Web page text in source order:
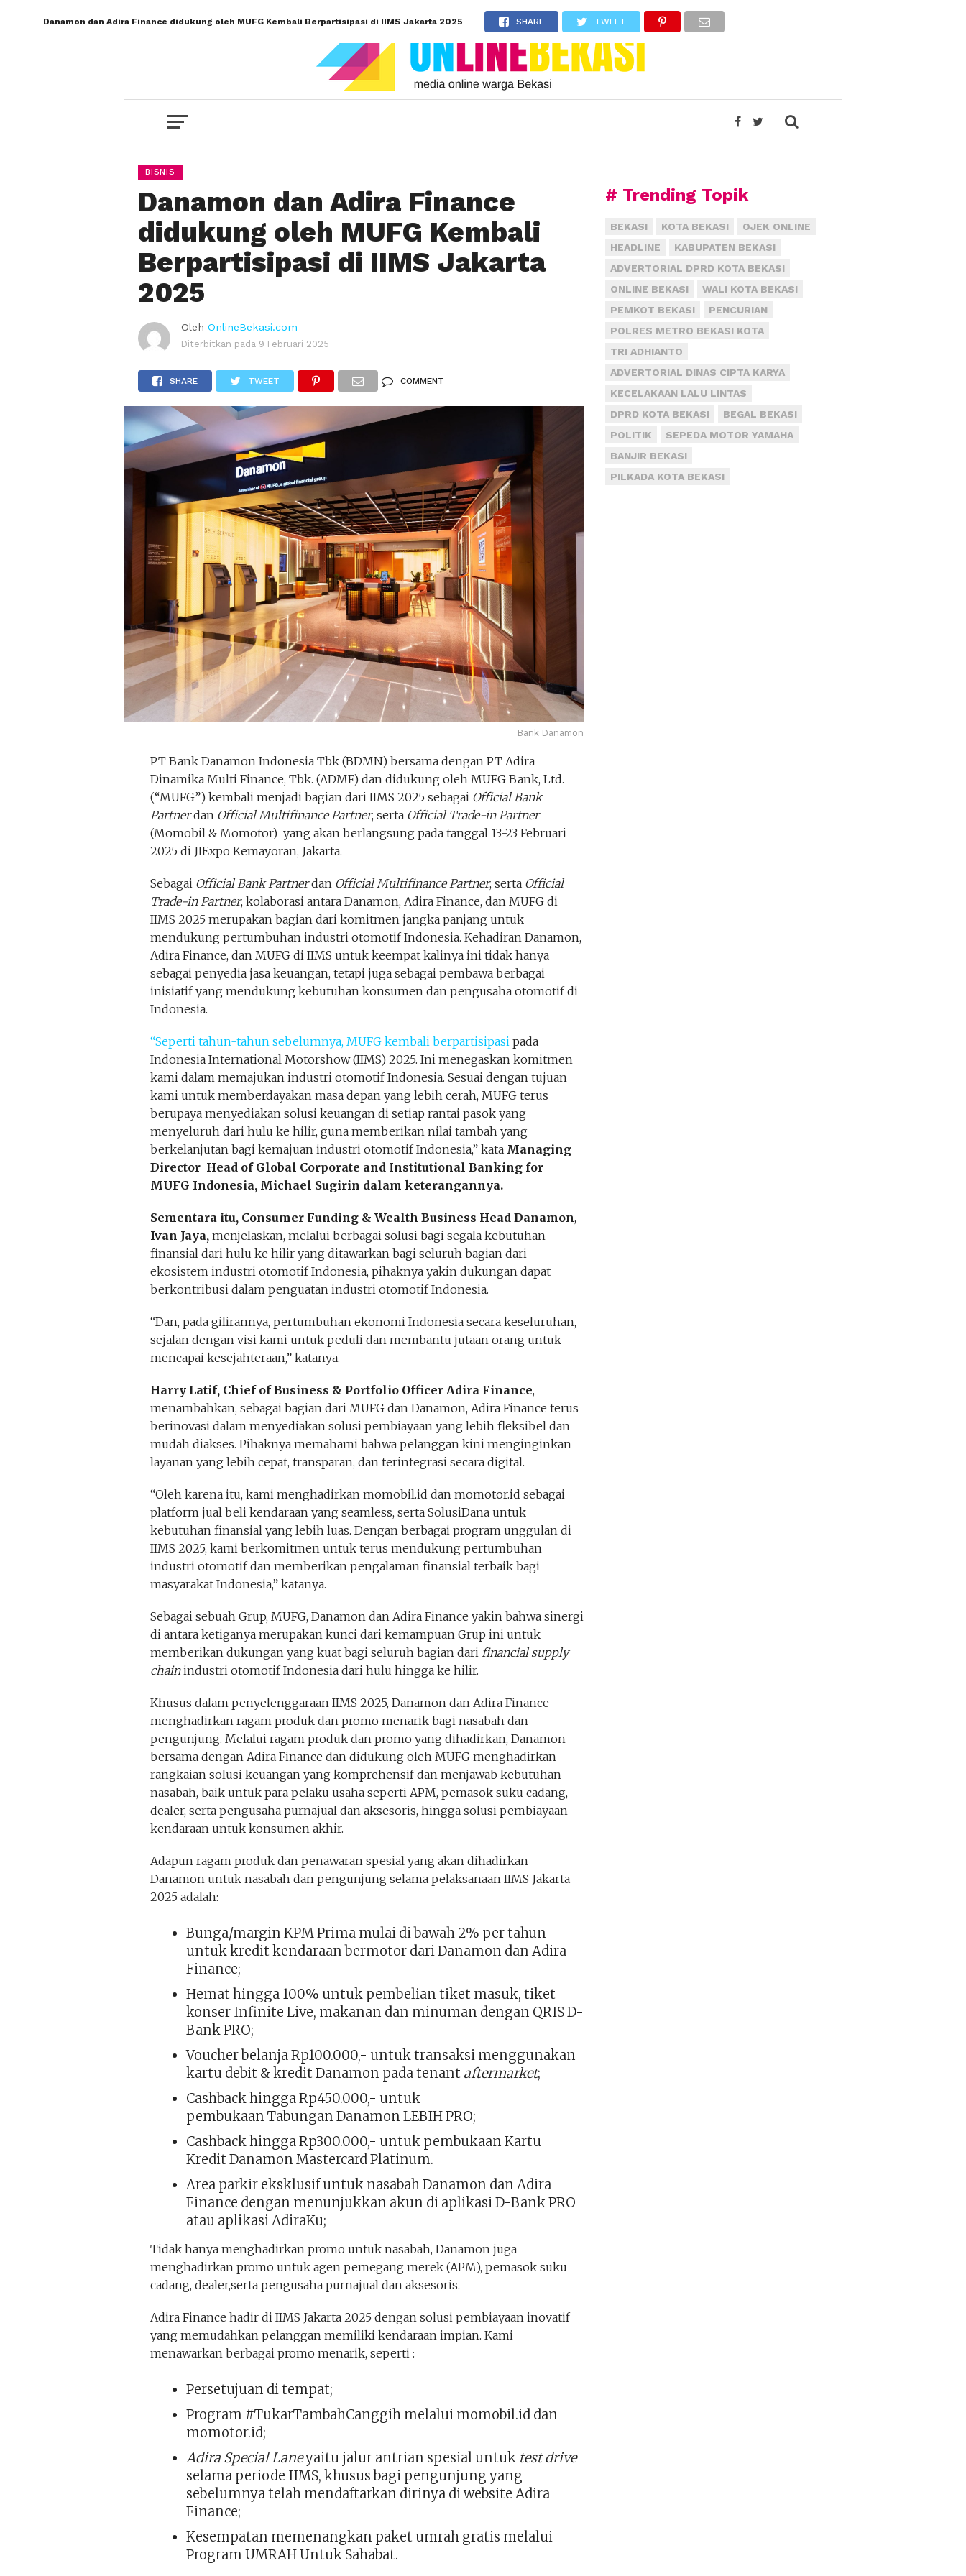
Danamon dan Adira Finance didukung oleh MUFG Kembali Berpartisipasi di IIMS Jakarta 2025 SHARE TWEET
BISNIS
Danamon dan Adira Finance
didukung oleh MUFG Kembali
Berpartisipasi di IIMS Jakarta
2025
Oleh OnlineBekasi.com
Diterbitkan pada 9 Februari 2025
SHARE TWEET COMMENT
Bank Danamon
PT Bank Danamon Indonesia Tbk (BDMN) bersama dengan PT Adira
Dinamika Multi Finance, Tbk. (ADMF) dan didukung oleh MUFG Bank, Ltd.
(“MUFG”) kembali menjadi bagian dari IIMS 2025 sebagai Official Bank
Partnerdan Official Multifinance Partner, serta Official Trade-in Partner
(Momobil & Momotor) yang akan berlangsung pada tanggal 13-23 Februari
2025 di JIExpo Kemayoran, Jakarta.
Sebagai Official Bank Partnerdan Official Multifinance Partner, serta Official
Trade-in Partner, kolaborasi antara Danamon, Adira Finance, dan MUFG di
IIMS 2025 merupakan bagian dari komitmen jangka panjang untuk
mendukung pertumbuhan industri otomotif Indonesia. Kehadiran Danamon,
Adira Finance, dan MUFG di IIMS untuk keempat kalinya ini tidak hanya
sebagai penyedia jasa keuangan, tetapi juga sebagai pembawa berbagai
inisiatif yang mendukung kebutuhan konsumen dan pengusaha otomotif di
Indonesia.
“Seperti tahun-tahun sebelumnya, MUFG kembali berpartisipasipada
Indonesia International Motorshow (IIMS) 2025. Ini menegaskan komitmen
kami dalam memajukan industri otomotif Indonesia. Sesuai dengan tujuan
kami untuk memberdayakan masa depan yang lebih cerah, MUFG terus
berupaya menyediakan solusi keuangan di setiap rantai pasok yang
menyeluruh dari hulu ke hilir, guna memberikan nilai tambah yang
berkelanjutan bagi kemajuan industri otomotif Indonesia,” kata Managing
Director Head of Global Corporate and Institutional Banking for
MUFG Indonesia, Michael Sugirin dalam keterangannya.
Sementara itu, Consumer Funding & Wealth Business Head Danamon,
Ivan Jaya, menjelaskan, melalui berbagai solusi bagi segala kebutuhan
finansial dari hulu ke hilir yang ditawarkan bagi seluruh bagian dari
ekosistem industri otomotif Indonesia, pihaknya yakin dukungan dapat
berkontribusi dalam penguatan industri otomotif Indonesia.
“Dan, pada gilirannya, pertumbuhan ekonomi Indonesia secara keseluruhan,
sejalan dengan visi kami untuk peduli dan membantu jutaan orang untuk
mencapai kesejahteraan,” katanya.
Harry Latif, Chief of Business & Portfolio Officer Adira Finance,
menambahkan, sebagai bagian dari MUFG dan Danamon, Adira Finance terus
berinovasi dalam menyediakan solusi pembiayaan yang lebih fleksibel dan
mudah diakses. Pihaknya memahami bahwa pelanggan kini menginginkan
layanan yang lebih cepat, transparan, dan terintegrasi secara digital.
“Oleh karena itu, kami menghadirkan momobil.id dan momotor.id sebagai
platform jual beli kendaraan yang seamless, serta SolusiDana untuk
kebutuhan finansial yang lebih luas. Dengan berbagai program unggulan di
IIMS 2025, kami berkomitmen untuk terus mendukung pertumbuhan
industri otomotif dan memberikan pengalaman finansial terbaik bagi
masyarakat Indonesia,” katanya.
Sebagai sebuah Grup, MUFG, Danamon dan Adira Finance yakin bahwa sinergi
di antara ketiganya merupakan kunci dari kemampuan Grup ini untuk
memberikan dukungan yang kuat bagi seluruh bagian dari financial supply
chainindustri otomotif Indonesia dari hulu hingga ke hilir.
Khusus dalam penyelenggaraan IIMS 2025, Danamon dan Adira Finance
menghadirkan ragam produk dan promo menarik bagi nasabah dan
pengunjung. Melalui ragam produk dan promo yang dihadirkan, Danamon
bersama dengan Adira Finance dan didukung oleh MUFG menghadirkan
rangkaian solusi keuangan yang komprehensif dan menjawab kebutuhan
nasabah, baik untuk para pelaku usaha seperti APM, pemasok suku cadang,
dealer, serta pengusaha purnajual dan aksesoris, hingga solusi pembiayaan
kendaraan untuk konsumen akhir.
Adapun ragam produk dan penawaran spesial yang akan dihadirkan
Danamon untuk nasabah dan pengunjung selama pelaksanaan IIMS Jakarta
2025 adalah:
Bunga/margin KPM Prima mulai di bawah 2% per tahun
untuk kredit kendaraan bermotor dari Danamon dan Adira
Finance;
Hemat hingga 100% untuk pembelian tiket masuk, tiket
konser Infinite Live, makanan dan minuman dengan QRIS D-
Bank PRO;
Voucher belanja Rp100.000,- untuk transaksi menggunakan
kartu debit & kredit Danamon pada tenant aftermarket;
Cashback hingga Rp450.000,- untuk
pembukaan Tabungan Danamon LEBIH PRO;
Cashback hingga Rp300.000,- untuk pembukaan Kartu
Kredit Danamon Mastercard Platinum.
Area parkir eksklusif untuk nasabah Danamon dan Adira
Finance dengan menunjukkan akun di aplikasi D-Bank PRO
atau aplikasi AdiraKu;
Tidak hanya menghadirkan promo untuk nasabah, Danamon juga
menghadirkan promo untuk agen pemegang merek (APM), pemasok suku
cadang, dealer,serta pengusaha purnajual dan aksesoris.
Adira Finance hadir di IIMS Jakarta 2025 dengan solusi pembiayaan inovatif
yang memudahkan pelanggan memiliki kendaraan impian. Kami
menawarkan berbagai promo menarik, seperti :
Persetujuan di tempat;
Program #TukarTambahCanggih melalui momobil.id dan
momotor.id;
Adira Special Laneyaitu jalur antrian spesial untuk test drive
selama periode IIMS, khusus bagi pengunjung yang
sebelumnya telah mendaftarkan dirinya di website Adira
Finance;
Kesempatan memenangkan paket umrah gratis melalui
Program UMRAH Untuk Sahabat.
# Trending Topik
BEKASI KOTA BEKASI
OJEK ONLINE
HEADLINE
KABUPATEN BEKASI
ADVERTORIAL DPRD KOTA BEKASI
ONLINE BEKASI
WALI KOTA BEKASI
PEMKOT BEKASI
PENCURIAN
POLRES METRO BEKASI KOTA
TRI ADHIANTO
ADVERTORIAL DINAS CIPTA KARYA
KECELAKAAN LALU LINTAS
DPRD KOTA BEKASI
BEGAL BEKASI
POLITIK
SEPEDA MOTOR YAMAHA
BANJIR BEKASI
PILKADA KOTA BEKASI